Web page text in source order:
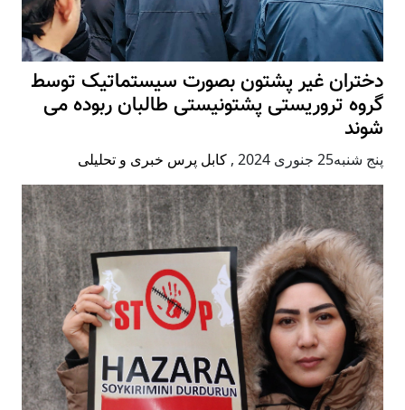
دختران غیر پشتون بصورت سیستماتیک توسط
گروه تروریستی پشتونیستی طالبان ربوده می
شوند
پنج شنبه25 جنوری 2024 , کابل پرس خبری و تحلیلی